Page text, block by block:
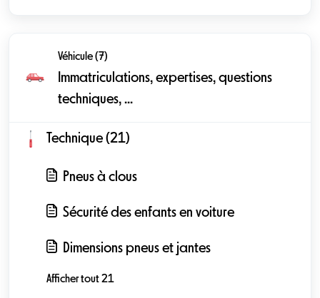
Véhicule (7)
Immatriculations, expertises, questions
techniques, ...
Technique (21)
Pneus à clous
Sécurité des enfants en voiture
Dimensions pneus et jantes
Afficher tout 21